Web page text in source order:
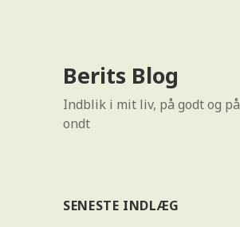
Berits Blog
Indblik i mit liv, på godt og på
ondt
SENESTE INDLÆG